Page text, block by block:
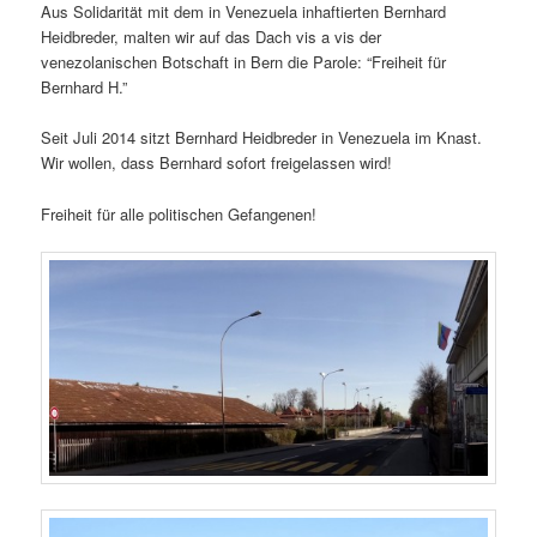
Aus Solidarität mit dem in Venezuela inhaftierten Bernhard
Heidbreder, malten wir auf das Dach vis a vis der
venezolanischen Botschaft in Bern die Parole: “Freiheit für
Bernhard H.”
Seit Juli 2014 sitzt Bernhard Heidbreder in Venezuela im Knast.
Wir wollen, dass Bernhard sofort freigelassen wird!
Freiheit für alle politischen Gefangenen!